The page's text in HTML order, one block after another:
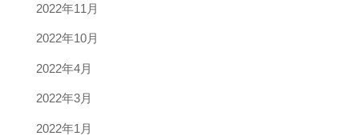
2022年11月
2022年10月
2022年4月
2022年3月
2022年1月